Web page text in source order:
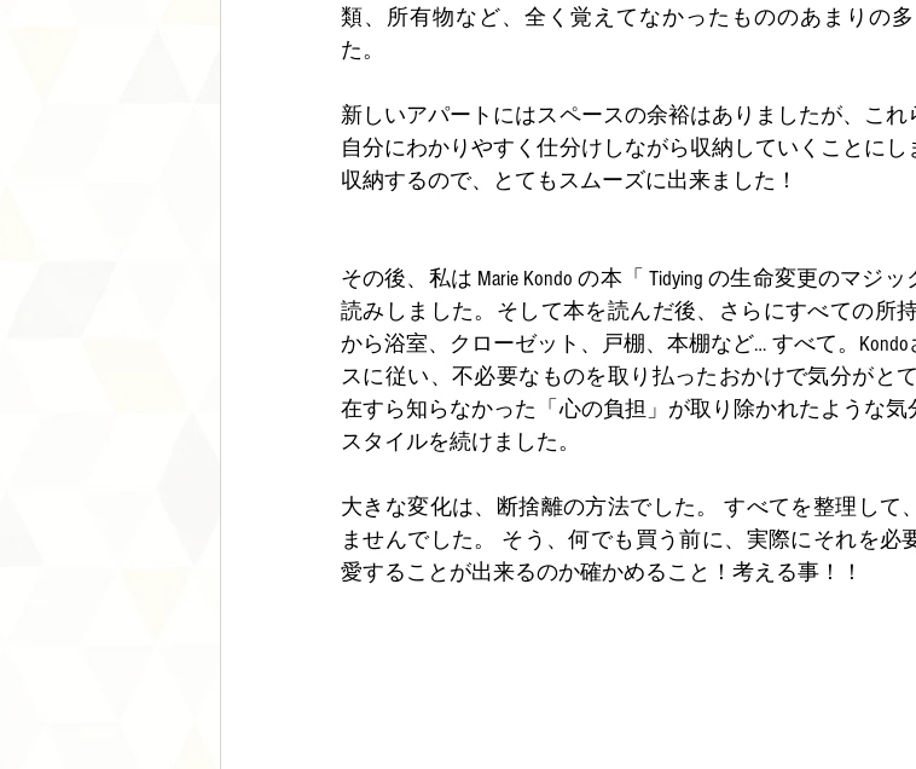
類、所有物など、全く覚えてなかったもののあまりの
た。
新しいアパートにはスペースの余裕はありましたが、これ
自分にわかりやすく仕分けしながら収納していくことに
収納するので、とてもスムーズに出来ました！
その後、私は Marie Kondo の本「 Tidying の生命変更のマジ
読みしました。そして本を読んだ後、さらにすべての所
から浴室、クローゼット、戸棚、本棚など… すべて。
スに従い、不必要なものを取り払ったおかけで気分がと
在すら知らなかった「心の負担」が取り除かれたような
スタイルを続けました。
大きな変化は、断捨離の方法でした。 すべてを整理して
ませんでした。 そう、何でも買う前に、実際にそれを必
愛することが出来るのか確かめること！考える事！！